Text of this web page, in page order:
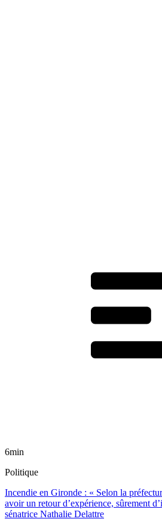
6min
Politique
Incendie en Gironde : « Selon la
avoir un retour d’expérience, sûrement
sénatrice Nathalie Delattre